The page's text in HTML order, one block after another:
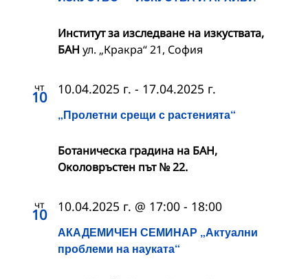
Институт за изследване на изкуствата,
БАН ул. „Кракра“ 21, София
чт
10
„Пролетни срещи с растенията“
10.04.2025 г. - 17.04.2025 г.
Ботаническа градина на БАН,
Околовръстен път № 22.
чт
10
АКАДЕМИЧЕН СЕМИНАР „Актуални
проблеми на науката“
10.04.2025 г. @ 17:00 - 18:00